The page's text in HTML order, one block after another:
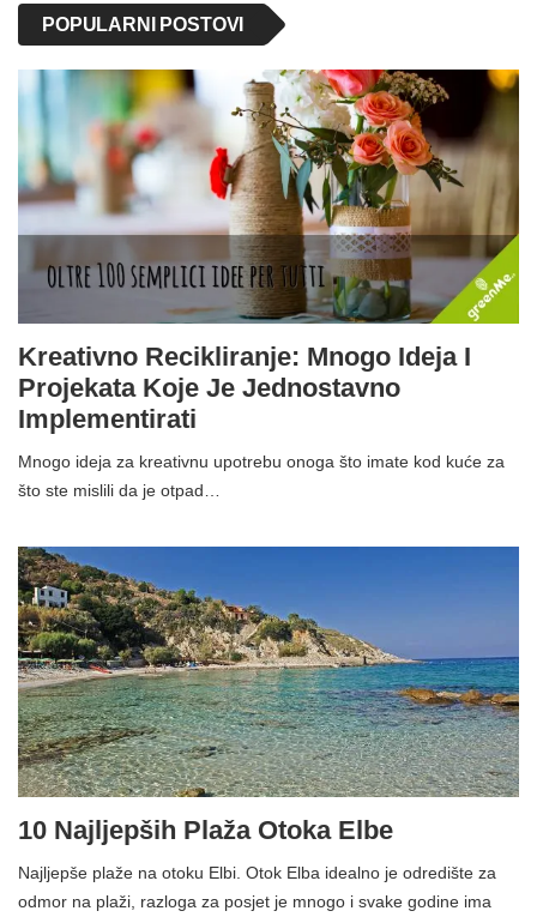
POPULARNI POSTOVI
Kreativno Recikliranje: Mnogo Ideja I
Projekata Koje Je Jednostavno
Implementirati
Mnogo ideja za kreativnu upotrebu onoga što imate kod kuće za
što ste mislili da je otpad…
10 Najljepših Plaža Otoka Elbe
Najljepše plaže na otoku Elbi. Otok Elba idealno je odredište za
odmor na plaži, razloga za posjet je mnogo i svake godine ima